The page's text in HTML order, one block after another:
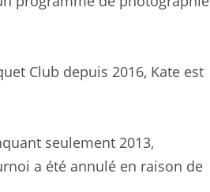
Club depuis 2016, Kate est
seulement 2013,
a été annulé en raison de